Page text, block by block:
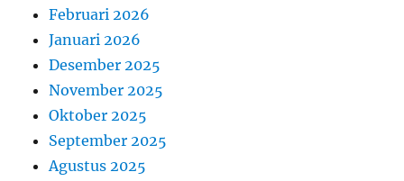
Februari 2026
Januari 2026
Desember 2025
November 2025
Oktober 2025
September 2025
Agustus 2025